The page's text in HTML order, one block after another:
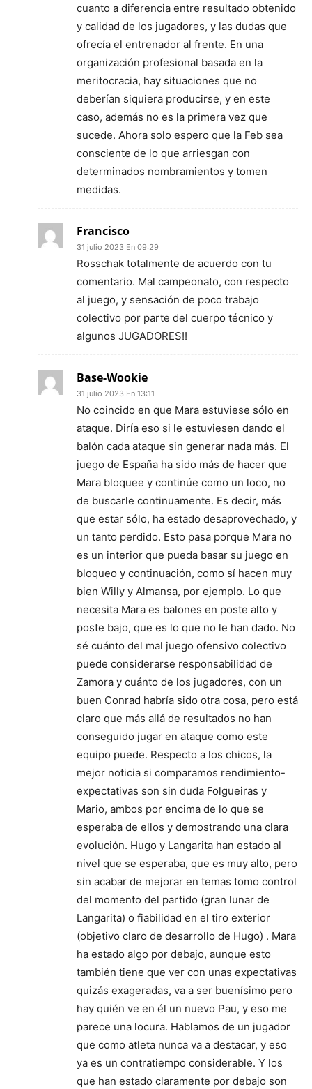
cuanto a diferencia entre resultado obtenido
y calidad de los jugadores, y las dudas que
ofrecía el entrenador al frente. En una
organización profesional basada en la
meritocracia, hay situaciones que no
deberían siquiera producirse, y en este
caso, además no es la primera vez que
sucede. Ahora solo espero que la Feb sea
consciente de lo que arriesgan con
determinados nombramientos y tomen
medidas.
Francisco
31 julio 2023 En 09:29
Rosschak totalmente de acuerdo con tu
comentario. Mal campeonato, con respecto
al juego, y sensación de poco trabajo
colectivo por parte del cuerpo técnico y
algunos JUGADORES!!
Base-Wookie
31 julio 2023 En 13:11
No coincido en que Mara estuviese sólo en
ataque. Diría eso si le estuviesen dando el
balón cada ataque sin generar nada más. El
juego de España ha sido más de hacer que
Mara bloquee y continúe como un loco, no
de buscarle continuamente. Es decir, más
que estar sólo, ha estado desaprovechado, y
un tanto perdido. Esto pasa porque Mara no
es un interior que pueda basar su juego en
bloqueo y continuación, como sí hacen muy
bien Willy y Almansa, por ejemplo. Lo que
necesita Mara es balones en poste alto y
poste bajo, que es lo que no le han dado. No
sé cuánto del mal juego ofensivo colectivo
puede considerarse responsabilidad de
Zamora y cuánto de los jugadores, con un
buen Conrad habría sido otra cosa, pero está
claro que más allá de resultados no han
conseguido jugar en ataque como este
equipo puede. Respecto a los chicos, la
mejor noticia si comparamos rendimiento-
expectativas son sin duda Folgueiras y
Mario, ambos por encima de lo que se
esperaba de ellos y demostrando una clara
evolución. Hugo y Langarita han estado al
nivel que se esperaba, que es muy alto, pero
sin acabar de mejorar en temas tomo control
del momento del partido (gran lunar de
Langarita) o fiabilidad en el tiro exterior
(objetivo claro de desarrollo de Hugo) . Mara
ha estado algo por debajo, aunque esto
también tiene que ver con unas expectativas
quizás exageradas, va a ser buenísimo pero
hay quién ve en él un nuevo Pau, y eso me
parece una locura. Hablamos de un jugador
que como atleta nunca va a destacar, y eso
ya es un contratiempo considerable. Y los
que han estado claramente por debajo son